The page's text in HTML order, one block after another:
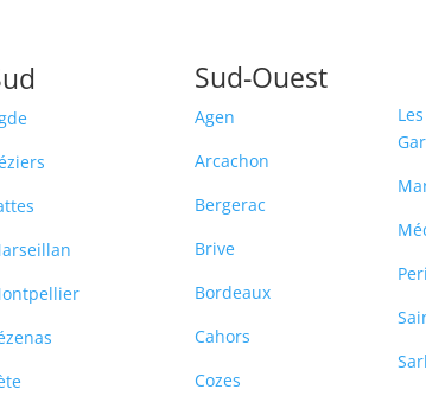
Sud-Ouest
Agen
Arcachon
Bergerac
Brive
Bordeaux
Cahors
Cozes